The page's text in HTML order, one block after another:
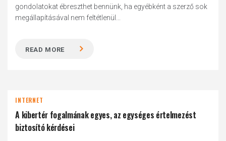
gondolatokat ébreszthet bennünk, ha egyébként a szerző sok
megállapításával nem feltétlenül...
READ MORE
INTERNET
A kibertér fogalmának egyes, az egységes értelmezést
biztosító kérdései